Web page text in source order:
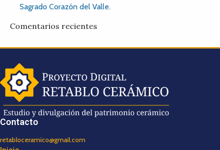
Sagrado Corazón del Valle.
Comentarios recientes
Contacto
retabloceramico@gmail.com